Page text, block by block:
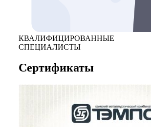
КВАЛИФИЦИРОВАННЫЕ
СПЕЦИАЛИСТЫ
Сертификаты